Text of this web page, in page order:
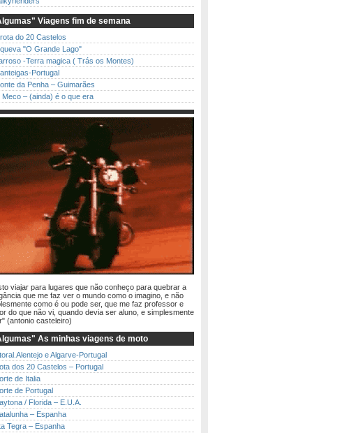
Viagens fim de semana
do 20 Castelos
"O Grande Lago"
-Terra magica ( Trás os Montes)
Portugal
da Penha – Guimarães
Meco – (ainda) é o que era
viajar para lugares que não conheço para quebrar a
que me faz ver o mundo como o imagino, e não
como é ou pode ser, que me faz professor e
do que não vi, quando devia ser aluno, e simplesmente
(antonio casteleiro)
As minhas viagens de moto
e Algarve-Portugal
dos 20 Castelos – Portugal
de Italia
de Portugal
/ Florida – E.U.A.
– Espanha
Tegra – Espanha